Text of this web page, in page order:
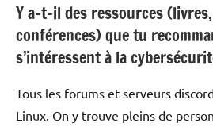
Y a-t-il des ressources
conférences) que tu
s’intéressent à la
Tous les forums et serveurs
Linux. On y trouve pleins de